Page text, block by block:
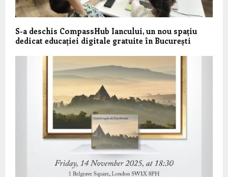
S-a deschis CompassHub Iancului, un nou spațiu
dedicat educației digitale gratuite în București